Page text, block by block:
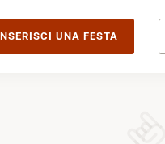
UNA FESTA